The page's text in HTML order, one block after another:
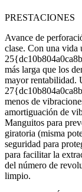
PRESTACIONES
Avance de
clase. Con una vida
más larga que los
mayor rentabilidad.
menos de
amortiguación de
Manguitos para
giratoria (misma
seguridad para
para facilitar la
del número de
limpio.